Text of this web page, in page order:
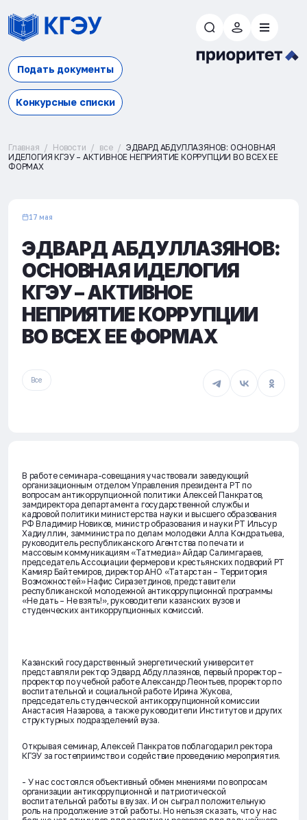
Подать документы
Конкурсные списки
Главная Новости все
ЭДВАРД АБДУЛЛАЗЯНОВ: ОСНОВНАЯ
ИДЕЛОГИЯ КГЭУ – АКТИВНОЕ НЕПРИЯТИЕ КОРРУПЦИИ ВО ВСЕХ ЕЕ
ФОРМАХ
17 мая
ЭДВАРД АБДУЛЛАЗЯНОВ:
ОСНОВНАЯ ИДЕЛОГИЯ
КГЭУ – АКТИВНОЕ
НЕПРИЯТИЕ КОРРУПЦИИ
ВО ВСЕХ ЕЕ ФОРМАХ
Все
В работе семинара-совещания участвовали заведующий
организационным отделом Управления президента РТ по
вопросам антикоррупционной политики Алексей Панкратов,
замдиректора департамента государственной службы и
кадровой политики министерства науки и высшего образования
РФ Владимир Новиков, министр образования и науки РТ Ильсур
Хадиуллин, замминистра по делам молодежи Алла Кондратьева,
руководитель республиканского Агентства по печати и
массовым коммуникациям «Татмедиа» Айдар Салимгараев,
председатель Ассоциации фермеров и крестьянских подворий РТ
Камияр Байтемиров, директор АНО «Татарстан – Территория
Возможностей» Нафис Сиразетдинов, представители
республиканской молодежной антикоррупционной программы
«Не дать – Не взять!», руководители казанских вузов и
студенческих антикоррупционных комиссий.
Казанский государственный энергетический университет
представляли ректор Эдвард Абдуллазянов, первый проректор –
проректор по учебной работе Александр Леонтьев, проректор по
воспитательной и социальной работе Ирина Жукова,
председатель студенческой антикоррупционной комиссии
Анастасия Назарова, а также руководители Институтов и других
структурных подразделений вуза.
Открывая семинар, Алексей Панкратов поблагодарил ректора
КГЭУ за гостеприимство и содействие проведению мероприятия.
- У нас состоялся объективный обмен мнениями по вопросам
организации антикоррупционной и патриотической
воспитательной работы в вузах. И он сыграл положительную
роль на продолжение этой работы. Но нельзя сказать, что у нас